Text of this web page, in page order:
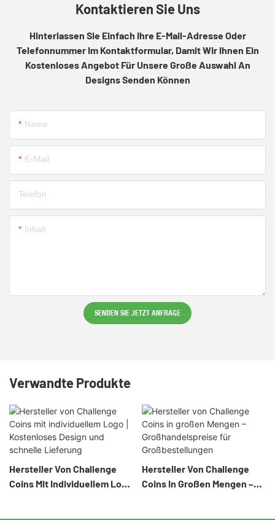
Kontaktieren Sie Uns
Hinterlassen Sie Einfach Ihre E-Mail-Adresse Oder
Telefonnummer Im Kontaktformular, Damit Wir Ihnen Ein
Kostenloses Angebot Für Unsere Große Auswahl An
Designs Senden Können
Name
E-Mail
Telefon
Inhalt
SENDEN SIE JETZT ANFRAGE
Verwandte Produkte
Hersteller Von Challenge
Coins Mit Individuellem Logo
Hersteller Von Challenge
Coins In Großen Mengen –